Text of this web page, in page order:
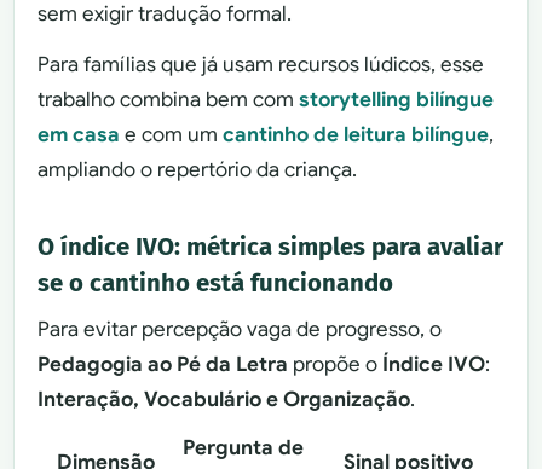
sem exigir tradução formal.
Para famílias que já usam recursos lúdicos, esse
trabalho combina bem comstorytelling bilíngue
em casa e com umcantinho de leitura bilíngue,
ampliando o repertório da criança.
O índice IVO: métrica simples para avaliar
se o cantinho está funcionando
Para evitar percepção vaga de progresso, o
Pedagogia ao Pé da Letra propõe o Índice IVO:
Interação, Vocabulário e Organização.
Dimensão
Pergunta de
Sinal positivo